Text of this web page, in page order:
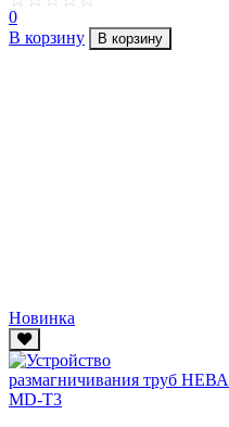
0
В корзину
В корзину
Новинка